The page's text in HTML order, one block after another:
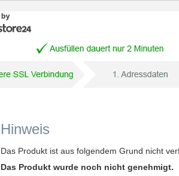
Hinweis
Das Produkt ist aus folgendem Grund nicht
Das Produkt wurde noch nicht genehmigt.